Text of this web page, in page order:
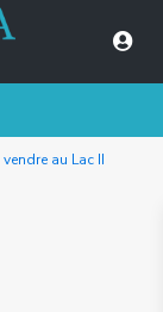
au Lac II